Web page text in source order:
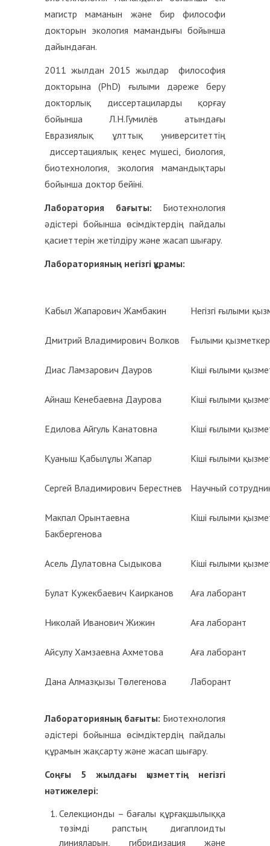
магистр маманын және бир философи
докторын экология мамандығы бойынша
дайындаған.
2011 жылдан 2015 жылдар философия
докторына (PhD) ғылыми дәреже беру
докторлық диссертациларды қорғау
бойынша Л.Н.Гумилёв атындағы
Евразиялық ұлттық университеттің
диссертациялық кеңес мүшесі, биология,
биотехнология, экология мамандықтары
бойынша доктор бейіні.
Лаборатория бағыты: Биотехнология
әдістері бойынша өсімдіктердің пайдалы
қасиеттерін жетілдіру және жасап шығару.
Лабораторияның негізгі құрамы:
Кабыл Жапарович Жамбакин Негізгі ғылыми
Дмитрий Владимирович Волков Ғылыми қызметкер
Диас Ламзарович Дауров Кіші ғылыми
Айнаш Кенебаевна Даурова Кіші ғылыми
Едилова Айгуль Канатовна Кіші ғылыми
Қуаныш Қабылұлы Жапар Кіші ғылыми
Сергей Владимирович Берестнев Научный
Макпал Орынтаевна
Бакбергенова
Кіші ғылыми
Асель Дулатовна Сыдыкова Кіші ғылыми
Булат Кужекбаевич Каирканов Аға лаборант
Николай Иванович Жижин Аға лаборант
Айсулу Хамзаевна Ахметова Аға лаборант
Дана Алмазқызы Төлегенова Лаборант
Лабораторияның бағыты: Биотехнология
әдістері бойынша өсімдіктердің пайдалы
құрамын жақсарту және жасап шығару.
Соңғы 5 жылдағы қызметтің негізгі
нәтижелері:
Селекционды – бағалы құрғақшылыққа
төзімді рапстың дигаплоидты
линияларын, гибридизация және